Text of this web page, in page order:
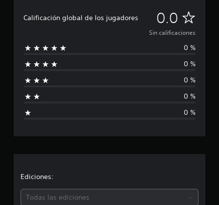
Calificación global de los jugadores 0.0 S
i
n
c
a
Sin calificaciones
0 %
0 %
0 %
0 %
0 %
Ediciones:
Todas las ediciones